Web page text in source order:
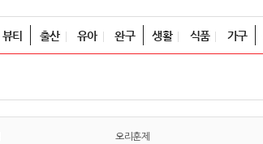
뷰티 출산 유아 완구 생활 식품 가구
오리훈제